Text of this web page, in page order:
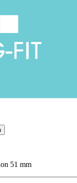
51 mm